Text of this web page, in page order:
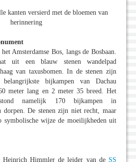
kanten versierd met de bloemen van
herinnering
Amsterdamse Bos, langs de Bosbaan.
uit een blauw stenen wandelpad
van taxusbomen. In de stenen zijn
bijkampen van Dachau
meter lang en 2 meter 35 breed. Het
namelijk 170 bijkampen in
dorpen. De stenen zijn niet recht, maar
symbolische wijze de moeilijkheden uit
Heinrich Himmler de leider van de SS